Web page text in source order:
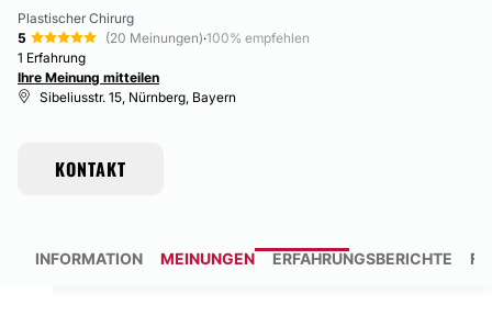
Plastischer Chirurg
5
(20 Meinungen)·100% empfehlen
1 Erfahrung
Ihre Meinung mitteilen
Sibeliusstr. 15, Nürnberg, Bayern
KONTAKT
INFORMATION MEINUNGEN ERFAHRUNGSBERICHTE